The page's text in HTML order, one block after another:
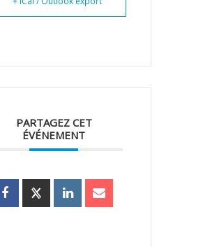
PARTAGEZ CET
ÉVÉNEMENT